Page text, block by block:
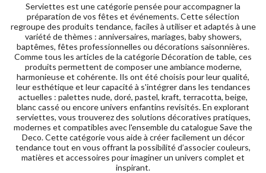
Serviettes est une catégorie pensée pour accompagner la
préparation de vos fêtes et événements. Cette sélection
regroupe des produits tendance, faciles à utiliser et adaptés à une
variété de thèmes : anniversaires, mariages, baby showers,
baptêmes, fêtes professionnelles ou décorations saisonnières.
Comme tous les articles de la catégorie Décoration de table, ces
produits permettent de composer une ambiance moderne,
harmonieuse et cohérente. Ils ont été choisis pour leur qualité,
leur esthétique et leur capacité à s'intégrer dans les tendances
actuelles : palettes nude, doré, pastel, kraft, terracotta, beige,
blanc cassé ou encore univers enfantins revisités. En explorant
serviettes, vous trouverez des solutions décoratives pratiques,
modernes et compatibles avec l'ensemble du catalogue Save the
Deco. Cette catégorie vous aide à créer facilement un décor
tendance tout en vous offrant la possibilité d’associer couleurs,
matières et accessoires pour imaginer un univers complet et
inspirant.